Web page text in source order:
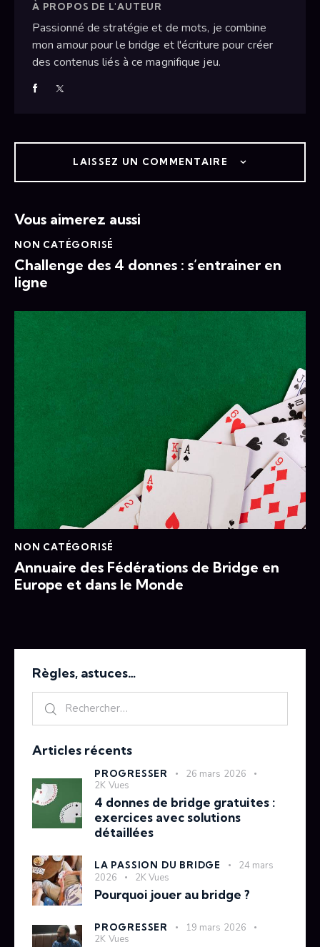
À PROPOS DE L'AUTEUR
Passionné de stratégie et de mots, je combine
mon amour pour le bridge et l'écriture pour créer
des contenus liés à ce magnifique jeu.
LAISSEZ UN COMMENTAIRE
Vous aimerez aussi
NON CATÉGORISÉ
Challenge des 4 donnes : s’entrainer en
ligne
NON CATÉGORISÉ
Annuaire des Fédérations de Bridge en
Europe et dans le Monde
Règles, astuces…
Articles récents
PROGRESSER
26 mars 2026
2K Vues
4 donnes de bridge gratuites :
exercices avec solutions
détaillées
LA PASSION DU BRIDGE
24 mars
2026
2K Vues
Pourquoi jouer au bridge ?
PROGRESSER
19 mars 2026
2K Vues